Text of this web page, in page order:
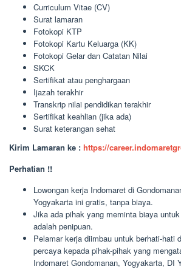
Curriculum Vitae (CV)
Surat lamaran
Fotokopi KTP
Fotokopi Kartu Keluarga (KK)
Fotokopi Gelar dan Catatan Nilai
SKCK
Sertifikat atau penghargaan
Ijazah terakhir
Transkrip nilai pendidikan terakhir
Sertifikat keahlian (jika ada)
Surat keterangan sehat
Kirim Lamaran ke : https://
Perhatian !!
Lowongan kerja Indomaret di
Yogyakarta ini gratis, tanpa biaya.
Jika ada pihak yang meminta biaya
adalah penipuan.
Pelamar kerja diimbau untuk berhati-hati
percaya kepada pihak-pihak yang
Indomaret Gondomanan, Yogyakarta, DI